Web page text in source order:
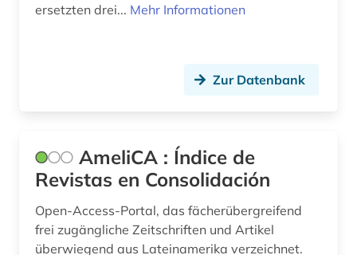
französische literatur (3)
französisches sprachgebiet (1)
frauenliteratur (1)
fremdsprache (3)
fremdsprachenlernen (1)
ersetzten drei... Mehr Informationen
Zur Datenbank
AmeliCA : Índice de
Revistas en Consolidación
Open-Access-Portal, das fächerübergreifend
frei zugängliche Zeitschriften und Artikel
überwiegend aus Lateinamerika verzeichnet.